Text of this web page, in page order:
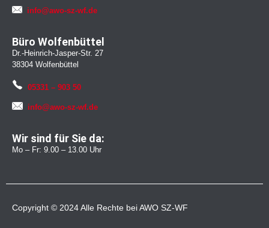
info@awo-sz-wf.de
Büro Wolfenbüttel
Dr.-Heinrich-Jasper-Str. 27
38304 Wolfenbüttel
05331 – 903 50
info@awo-sz-wf.de
Wir sind für Sie da:
Mo – Fr: 9.00 – 13.00 Uhr
Copyright © 2024 Alle Rechte bei AWO SZ-WF